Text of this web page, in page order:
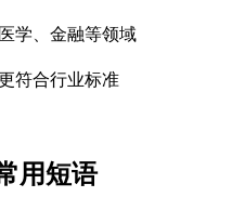
学、金融等领域
符合行业标准
用短语